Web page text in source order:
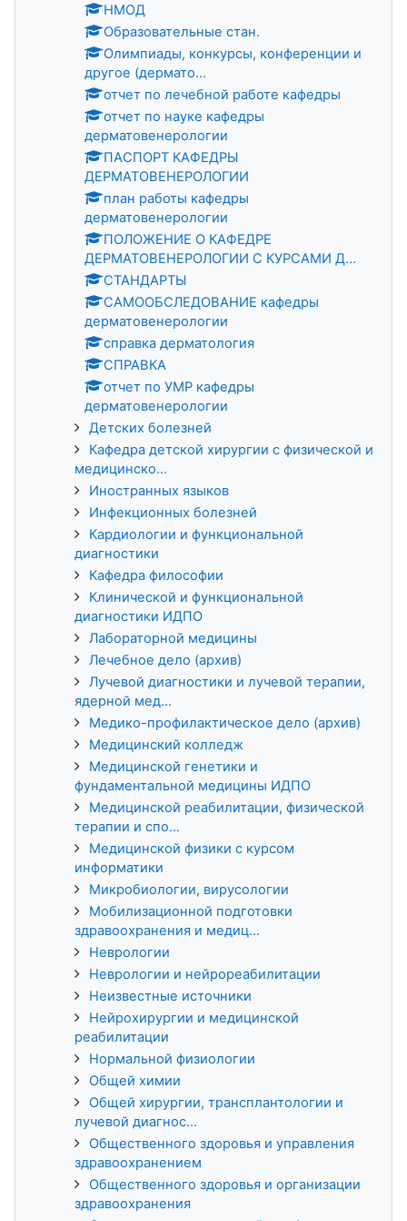
НМОД
Образовательные стан.
Олимпиады, конкурсы, конференции и
другое (дермато...
отчет по лечебной работе кафедры
отчет по науке кафедры
дерматовенерологии
ПАСПОРТ КАФЕДРЫ
ДЕРМАТОВЕНЕРОЛОГИИ
план работы кафедры
дерматовенерологии
ПОЛОЖЕНИЕ О КАФЕДРЕ
ДЕРМАТОВЕНЕРОЛОГИИ С КУРСАМИ Д...
СТАНДАРТЫ
САМООБСЛЕДОВАНИЕ кафедры
дерматовенерологии
справка дерматология
СПРАВКА
отчет по УМР кафедры
дерматовенерологии
Детских болезней
Кафедра детской хирургии с физической и
медицинско...
Иностранных языков
Инфекционных болезней
Кардиологии и функциональной
диагностики
Кафедра философии
Клинической и функциональной
диагностики ИДПО
Лабораторной медицины
Лечебное дело (архив)
Лучевой диагностики и лучевой терапии,
ядерной мед...
Медико-профилактическое дело (архив)
Медицинский колледж
Медицинской генетики и
фундаментальной медицины ИДПО
Медицинской реабилитации, физической
терапии и спо...
Медицинской физики с курсом
информатики
Микробиологии, вирусологии
Мобилизационной подготовки
здравоохранения и медиц...
Неврологии
Неврологии и нейрореабилитации
Неизвестные источники
Нейрохирургии и медицинской
реабилитации
Нормальной физиологии
Общей химии
Общей хирургии, трансплантологии и
лучевой диагнос...
Общественного здоровья и управления
здравоохранением
Общественного здоровья и организации
здравоохранения